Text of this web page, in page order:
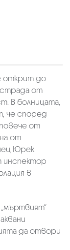
открит до
от
В болницата,
че според
от
от
Юрек
инспектор
в
да отвори